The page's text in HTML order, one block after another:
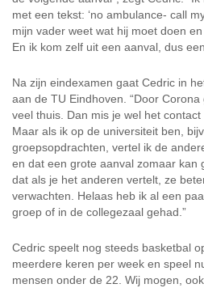
met een tekst: ‘no ambulance- call
mijn vader weet wat hij moet doen
En ik kom zelf uit een aanval, dus
Na zijn eindexamen gaat Cedric in
aan de TU Eindhoven. “Door
veel thuis. Dan mis je wel het contact
Maar als ik op de universiteit ben,
groepsopdrachten, vertel ik de
en dat een grote aanval zomaar kan
dat als je het anderen vertelt, ze
verwachten. Helaas heb ik al een
groep of in de collegezaal gehad.”
Cedric speelt nog steeds basketbal
meerdere keren per week en speel
mensen onder de 22. Wij mogen,